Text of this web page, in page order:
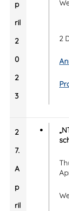
p
ril
2
0
2
3
2
2
7.
A
p
ril